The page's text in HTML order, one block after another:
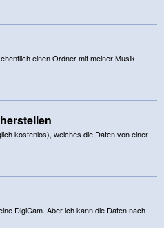
einen Ordner mit meiner Musik
kostenlos), welches die Daten von einer
DigiCam. Aber ich kann die Daten nach